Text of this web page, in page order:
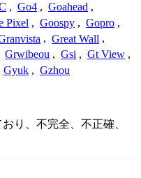
, Go4 , Goahead ,
Pixel , Goospy , Gopro ,
, Great Wall ,
Grwibeou , Gsi , Gt View ,
Gyuk , Gzhou
り、不完全、不正確、